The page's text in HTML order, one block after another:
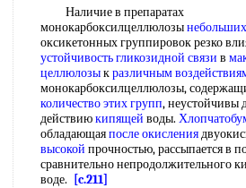
Наличие в препаратах
монокарбоксилцеллюлозы
оксикетонных группировок резко
устойчивость гликозидной связи в
целлюлозыкразличным
монокарбоксилцеллюлозы,
количествоэтих групп, неустойчивы
действиюкипящей воды.
обладающаяпосле окисления
высокой прочностью, рассыпается в
сравнительно непродолжительного
воде.
[c.211]